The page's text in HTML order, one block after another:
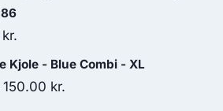
was:
kr..
kr.
price
is:
Kjole - Blue Combi - XL
Original
150.00 kr.